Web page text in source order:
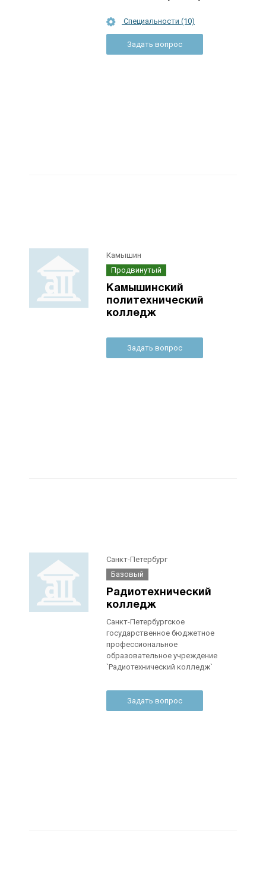
Специальности (10)
Задать вопрос
Камышин
Продвинутый
Камышинский
политехнический
колледж
Задать вопрос
Санкт-Петербург
Базовый
Радиотехнический
колледж
Санкт-Петербургское
государственное бюджетное
профессиональное
образовательное учреждение
`Радиотехнический колледж`
Задать вопрос